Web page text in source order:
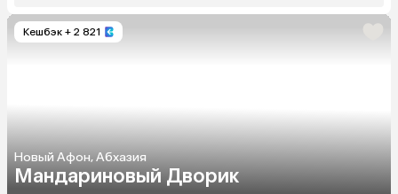
Кешбэк + 2 821
Новый Афон, Абхазия
Мандариновый Дворик